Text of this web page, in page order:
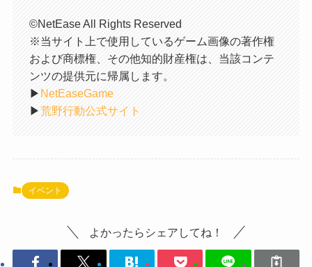
©NetEase All Rights Reserved
※当サイト上で使用しているゲーム画像の著作権
および商標権、その他知的財産権は、当該コンテ
ンツの提供元に帰属します。
▶︎ NetEaseGame
▶︎荒野行動公式サイト
イベント
よかったらシェアしてね！